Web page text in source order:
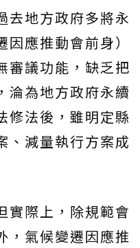
去地方政府多將永
應推動會前身）
審議功能，缺乏把
淪為地方政府永續
修法後，雖明定縣
、減量執行方案成
實際上，除規範會
，氣候變遷因應推